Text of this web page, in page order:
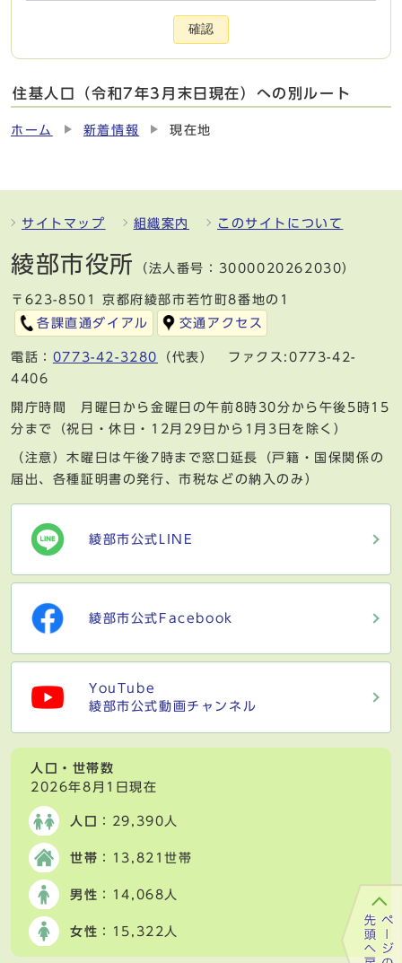
確認
住基人口（令和7年3月末日現在）への別ルート
ホーム 新着情報 現在地
サイトマップ 組織案内 このサイトについて
綾部市役所 （法人番号：3000020262030）
〒623-8501 京都府綾部市若竹町8番地の1
各課直通ダイアル
交通アクセス
電話： 0773-42-3280
（代表） ファクス:0773-42-
4406
開庁時間 月曜日から金曜日の午前8時30分から午後5時15
分まで（祝日・休日・12月29日から1月3日を除く）
（注意）木曜日は午後7時まで窓口延長（戸籍・国保関係の
届出、各種証明書の発行、市税などの納入のみ）
綾部市公式LINE
綾部市公式Facebook
YouTube
綾部市公式動画チャンネル
人口・世帯数
2026年8月1日現在
人口 ：29,390人
世帯 ：13,821世帯
男性 ：14,068人
女性 ：15,322人